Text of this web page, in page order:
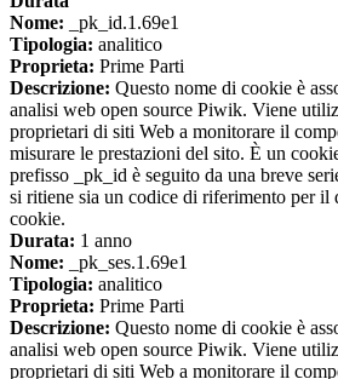
Nome: _pk_id.1.69e1
Tipologia: analitico
Proprieta: Prime Parti
Descrizione: Questo nome di cookie è
analisi web open source Piwik. Viene
proprietari di siti Web a monitorare il
misurare le prestazioni del sito. È un
prefisso _pk_id è seguito da una breve
si ritiene sia un codice di riferimento per il
cookie.
Durata: 1 anno
Nome: _pk_ses.1.69e1
Tipologia: analitico
Proprieta: Prime Parti
Descrizione: Questo nome di cookie è
analisi web open source Piwik. Viene
proprietari di siti Web a monitorare il